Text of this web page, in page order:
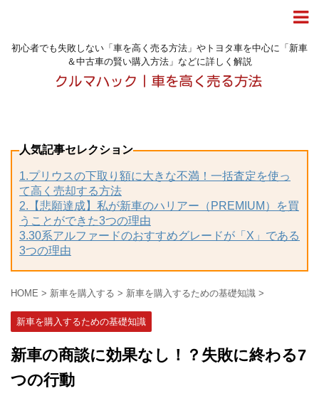
初心者でも失敗しない「車を高く売る方法」やトヨタ車を中心に「新車
＆中古車の賢い購入方法」などに詳しく解説
人気記事セレクション
1.プリウスの下取り額に大きな不満！一括査定を使っ
て高く売却する方法
2.【悲願達成】私が新車のハリアー（PREMIUM）を買
うことができた3つの理由
3.30系アルファードのおすすめグレードが「X」である
3つの理由
HOME > 新車を購入する > 新車を購入するための基礎知識 >
新車を購入するための基礎知識
新車の商談に効果なし！？失敗に終わる7
つの行動